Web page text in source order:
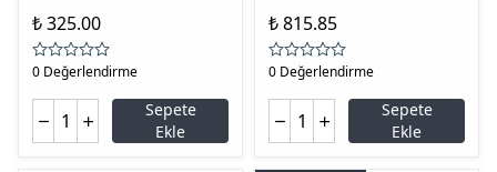
₺ 325.00
0 Değerlendirme
Sepete
Ekle
₺ 815.85
0 Değerlendirme
Sepete
Ekle